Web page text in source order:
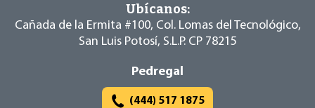
Ubícanos:
Cañada de la Ermita #100, Col. Lomas del Tecnológico,
San Luis Potosí, S.L.P. CP 78215
Pedregal
(444) 517 1875